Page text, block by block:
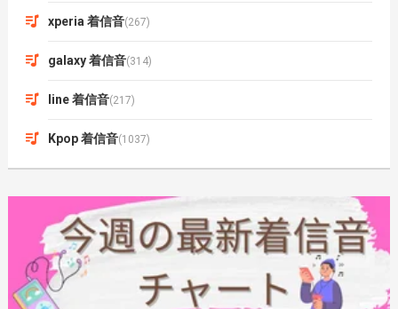
xperia 着信音(267)
galaxy 着信音(314)
line 着信音(217)
Kpop 着信音(1037)